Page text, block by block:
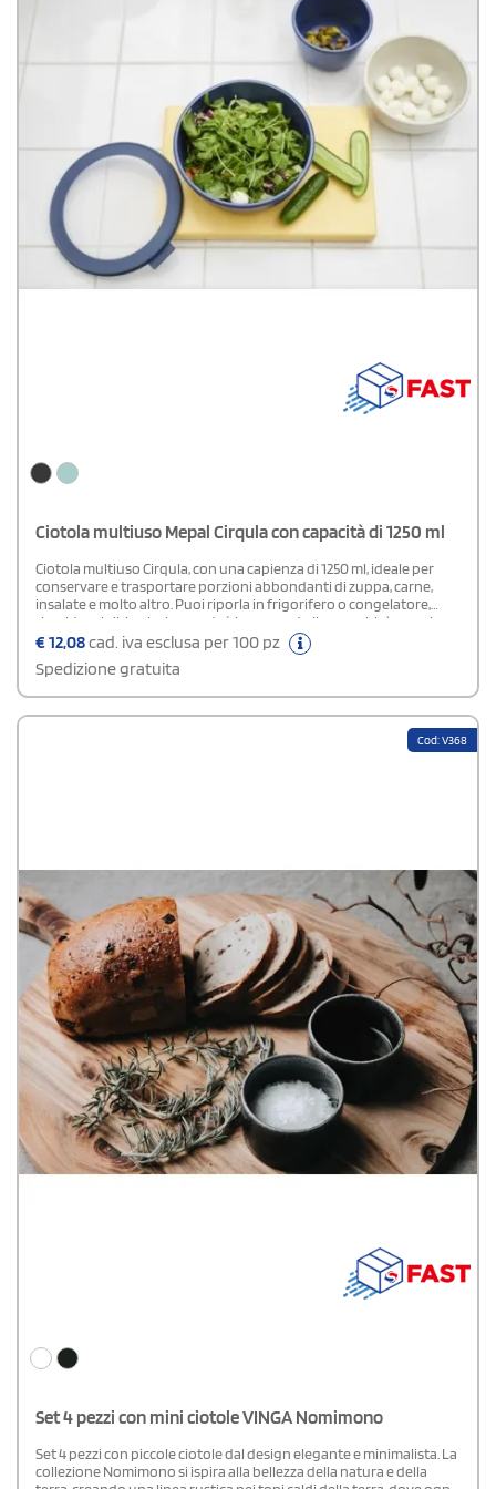
Ciotola multiuso Mepal Cirqula con capacità di 1250 ml
Ciotola multiuso Cirqula, con una capienza di 1250 ml, ideale per
conservare e trasportare porzioni abbondanti di zuppa, carne,
insalate e molto altro. Puoi riporla in frigorifero o congelatore,
riscaldare i cibi nel microonde (rimuovendo il coperchio) e servire
direttamente in tavola. Realizzata in materiale infrangibile, la
ciotola Cirqula di Mepal è dotata di una finestrella trasparente sul
coperchio che permette di vedere facilmente il contenuto.
L'innovativo coperchio flessibile è ermetico e a prova di perdite,
mantenendo gli alimenti freschi più a lungo e facilitando il
€12,08cad. iva esclusa per 100 pz
Spedizione gratuita
Cod: V368
Set 4 pezzi con mini ciotole VINGA Nomimono
Set 4 pezzi con piccole ciotole dal design elegante e minimalista. La
collezione Nomimono si ispira alla bellezza della natura e della